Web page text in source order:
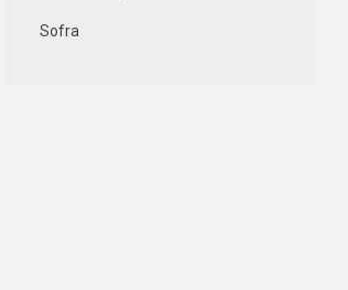
Sofra